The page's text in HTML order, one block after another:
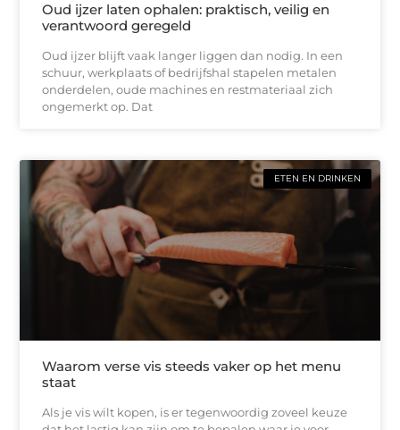
Oud ijzer laten ophalen: praktisch, veilig en
verantwoord geregeld
Oud ijzer blijft vaak langer liggen dan nodig. In een
schuur, werkplaats of bedrijfshal stapelen metalen
onderdelen, oude machines en restmateriaal zich
ongemerkt op. Dat
ETEN EN DRINKEN
Waarom verse vis steeds vaker op het menu
staat
Als je vis wilt kopen, is er tegenwoordig zoveel keuze